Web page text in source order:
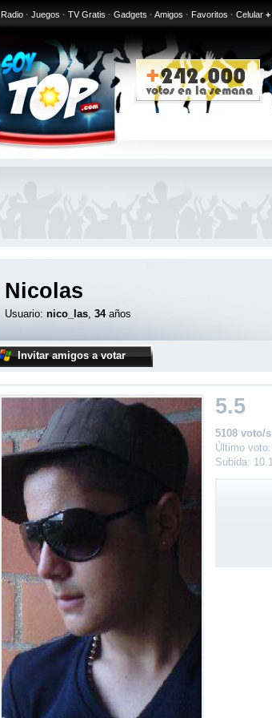
Radio · Juegos · TV Gratis · Gadgets · Amigos · Favoritos · Celular
Nicolas
Usuario: nico_las, 34años
Invitar amigos a votar
5.5
5108 voto/
Último
Subida: